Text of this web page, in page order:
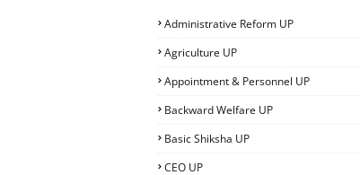
Administrative Reform UP
Agriculture UP
Appointment & Personnel UP
Backward Welfare UP
Basic Shiksha UP
CEO UP